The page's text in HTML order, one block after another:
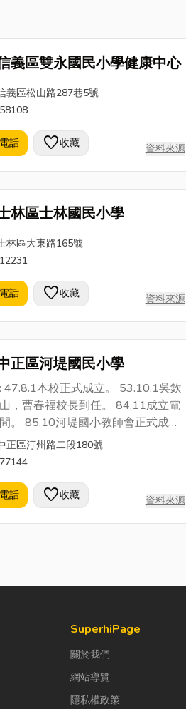
材行業...
義區雙永國民小學健康中心
義區松山路287巷5號
話 favorite收藏 資料來源
林區士林國民小學
林區大東路165號
話 favorite收藏 資料來源
正區河堤國民小學
47.8.1本校正式成立。 53.10.1吳欽
，曹春福校長到任。 84.11成立電
。 85.10河堤國小教師會正式成
長劉枌。 86.1.25河堤國小全球資
生。 網址
~whp38。 86.8.5
萬大，張明仁接掌本校。 88.6完
室更新，並成立新電腦教室一間。
調任龍山國小，邢小萍接掌本校。
並完成每班二個網路點。 91.1班班
舒適學習環境。 91.10校園美化綠化
聽教室重新整建完工。 92.8邢小萍
正區汀州路二段180號
話 favorite收藏 資料來源
SuperhiPage
關於我們
網站導覽
隱私權政策